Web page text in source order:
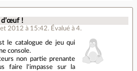
d’œuf !
2012 à 15:42. Évalué à 4.
le catalogue de jeu qui
console.
non partie prenante
faire l'impasse sur la